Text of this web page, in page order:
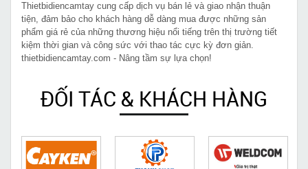
Thietbidiencamtay cung cấp dịch vụ bán lẻ và giao nhận thuận
tiện, đảm bảo cho khách hàng dễ dàng mua được những sản
phẩm giá rẻ của những thương hiệu nổi tiếng trên thị trường tiết
kiệm thời gian và công sức với thao tác cực kỳ đơn giản.
thietbidiencamtay.com - Nâng tầm sự lựa chọn!
ĐỐI TÁC & KHÁCH HÀNG